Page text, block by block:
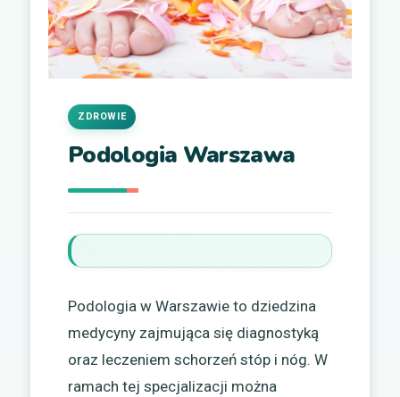
Podologia Warszawa
ZDROWIE
Podologia w Warszawie to dziedzina
medycyny zajmująca się diagnostyką
oraz leczeniem schorzeń stóp i nóg. W
ramach tej specjalizacji można